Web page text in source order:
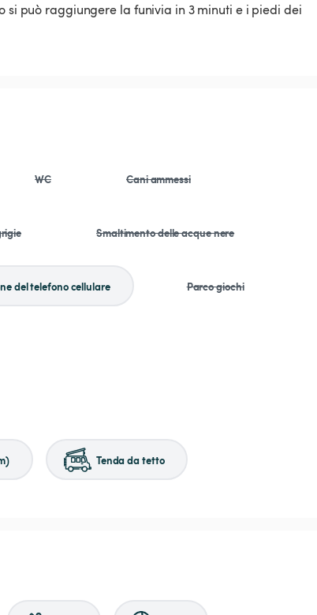
si può raggiungere la funivia in 3 minuti e i piedi dei
WC Cani ammessi
Smaltimento delle acque nere
del telefono cellulare Parco giochi
Tenda da tetto